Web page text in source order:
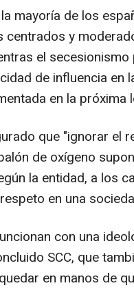
mayoría de los
y
el
de influencia en
en la próxima
que "ignorar el
de oxígeno
la entidad, a los
en una
con una
SCC, que
en manos de